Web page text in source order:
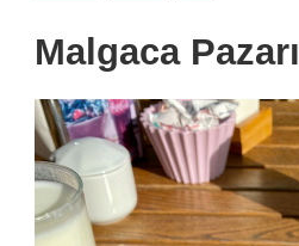
Malgaca Pazarı